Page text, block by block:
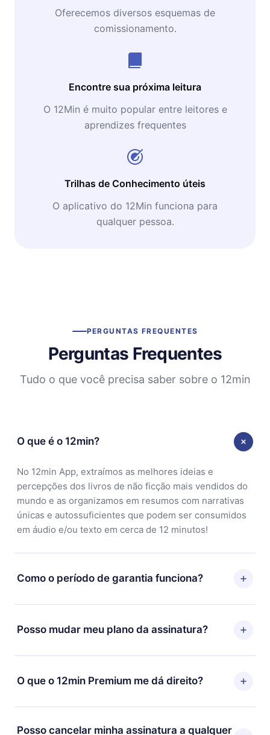
Oferecemos diversos esquemas de
comissionamento.
Encontre sua próxima leitura
O 12Min é muito popular entre leitores e
aprendizes frequentes
Trilhas de Conhecimento úteis
O aplicativo do 12Min funciona para
qualquer pessoa.
PERGUNTAS FREQUENTES
Perguntas Frequentes
Tudo o que você precisa saber sobre o 12min
O que é o 12min?
No 12min App, extraímos as melhores ideias e
percepções dos livros de não ficção mais vendidos do
mundo e as organizamos em resumos com narrativas
únicas e autossuficientes que podem ser consumidos
em áudio e/ou texto em cerca de 12 minutos!
Como o período de garantia funciona?
Você pode baixar nosso aplicativo e começar a
aproveitar nossa biblioteca. Se por algum motivo não
ficar satisfeito com nossa plataforma, basta entrar em
solicitar o reembolso do valor. Você receberá tudo que
Posso mudar meu plano da assinatura?
Sim, mas a mudança só se aplicará a partir do próximo
período de cobrança. Por exemplo, se você decidiu
mudar sua assinatura mensal para anual, após
cobrança daquele mês.
O que o 12min Premium me dá direito?
O 12min Premium é um plano que te garante acesso a
toda nossa biblioteca de 2500+ títulos disponíveis em
Posso cancelar minha assinatura a qualquer